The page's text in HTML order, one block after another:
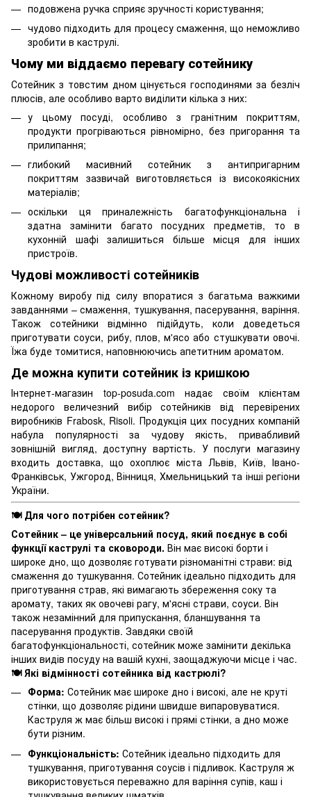
подовжена ручка сприяє зручності користування;
чудово підходить для процесу смаження, що неможливо
зробити в каструлі.
Чому ми віддаємо перевагу сотейнику
Сотейник з товстим дном цінується господинями за безліч
плюсів, але особливо варто виділити кілька з них:
у цьому посуді, особливо з гранітним покриттям,
продукти прогріваються рівномірно, без пригорання та
прилипання;
глибокий масивний сотейник з антипригарним
покриттям зазвичай виготовляється із високоякісних
матеріалів;
оскільки ця приналежність багатофункціональна і
здатна замінити багато посудних предметів, то в
кухонній шафі залишиться більше місця для інших
пристроїв.
Чудові можливості сотейників
Кожному виробу під силу впоратися з багатьма важкими
завданнями – смаження, тушкування, пасерування, варіння.
Також сотейники відмінно підійдуть, коли доведеться
приготувати соуси, рибу, плов, м'ясо або стушкувати овочі.
Їжа буде томитися, наповнюючись апетитним ароматом.
Де можна купити сотейник із кришкою
Інтернет-магазин top-posuda.com надає своїм клієнтам
недорого величезний вибір сотейників від перевірених
виробників Frabosk, Risoli. Продукція цих посудних компаній
набула популярності за чудову якість, привабливий
зовнішній вигляд, доступну вартість. У послуги магазину
входить доставка, що охоплює міста Львів, Київ, Івано-
Франківськ, Ужгород, Вінниця, Хмельницький та інші регіони
України.
🍽️ Для чого потрібен сотейник?
Сотейник – це універсальний посуд, який поєднує в собі
функції каструлі та сковороди. Він має високі борти і
широке дно, що дозволяє готувати різноманітні страви: від
смаження до тушкування. Сотейник ідеально підходить для
приготування страв, які вимагають збереження соку та
аромату, таких як овочеві рагу, м'ясні страви, соуси. Він
також незамінний для припускання, бланшування та
пасерування продуктів. Завдяки своїй
багатофункціональності, сотейник може замінити декілька
інших видів посуду на вашій кухні, заощаджуючи місце і час.
🍽️ Які відмінності сотейника від кастрюлі?
Форма: Сотейник має широке дно і високі, але не круті
стінки, що дозволяє рідини швидше випаровуватися.
Каструля ж має більш високі і прямі стінки, а дно може
бути різним.
Функціональність: Сотейник ідеально підходить для
тушкування, приготування соусів і підливок. Каструля ж
використовується переважно для варіння супів, каш і